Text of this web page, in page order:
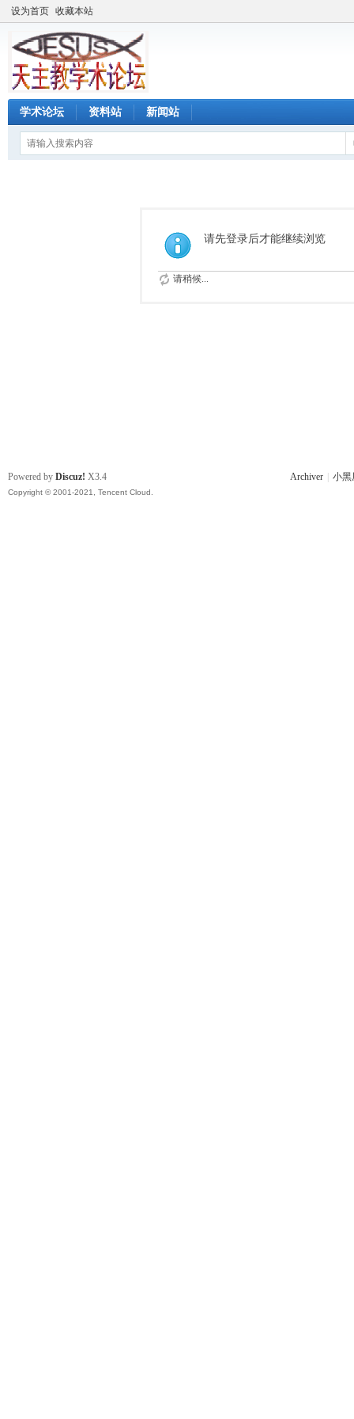
设为首页 收藏本站
学术论坛 资料站 新闻站
请先登录后才能继续浏览
请稍候...
Archiver 小黑
Powered by Discuz! X3.4
Copyright © 2001-2021, Tencent Cloud.